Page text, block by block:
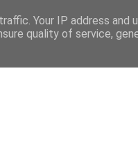
Your IP address and
quality of service,